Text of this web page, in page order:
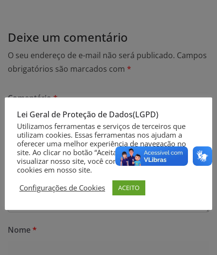
Deixe um comentário
O seu endereço de e-mail não será publicado. Campos
obrigatórios são marcados com *
Comentário*
Nome*
Lei Geral de Proteção de Dados(LGPD)
Utilizamos ferramentas e serviços de terceiros que
utilizam cookies. Essas ferramentas nos ajudam a
oferecer uma melhor experiência de navegação no
site. Ao clicar no botão “Aceitar” ou continuar a
visualizar nosso site, você concorda com o uso de
cookies em nosso site.
Configurações de Cookies
ACEITO